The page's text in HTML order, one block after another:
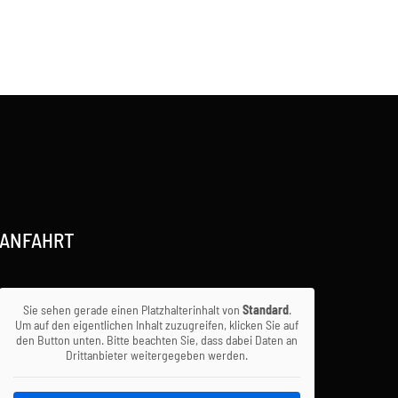
ANFAHRT
Sie sehen gerade einen Platzhalterinhalt von Standard.
Um auf den eigentlichen Inhalt zuzugreifen, klicken Sie auf
den Button unten. Bitte beachten Sie, dass dabei Daten an
Drittanbieter weitergegeben werden.